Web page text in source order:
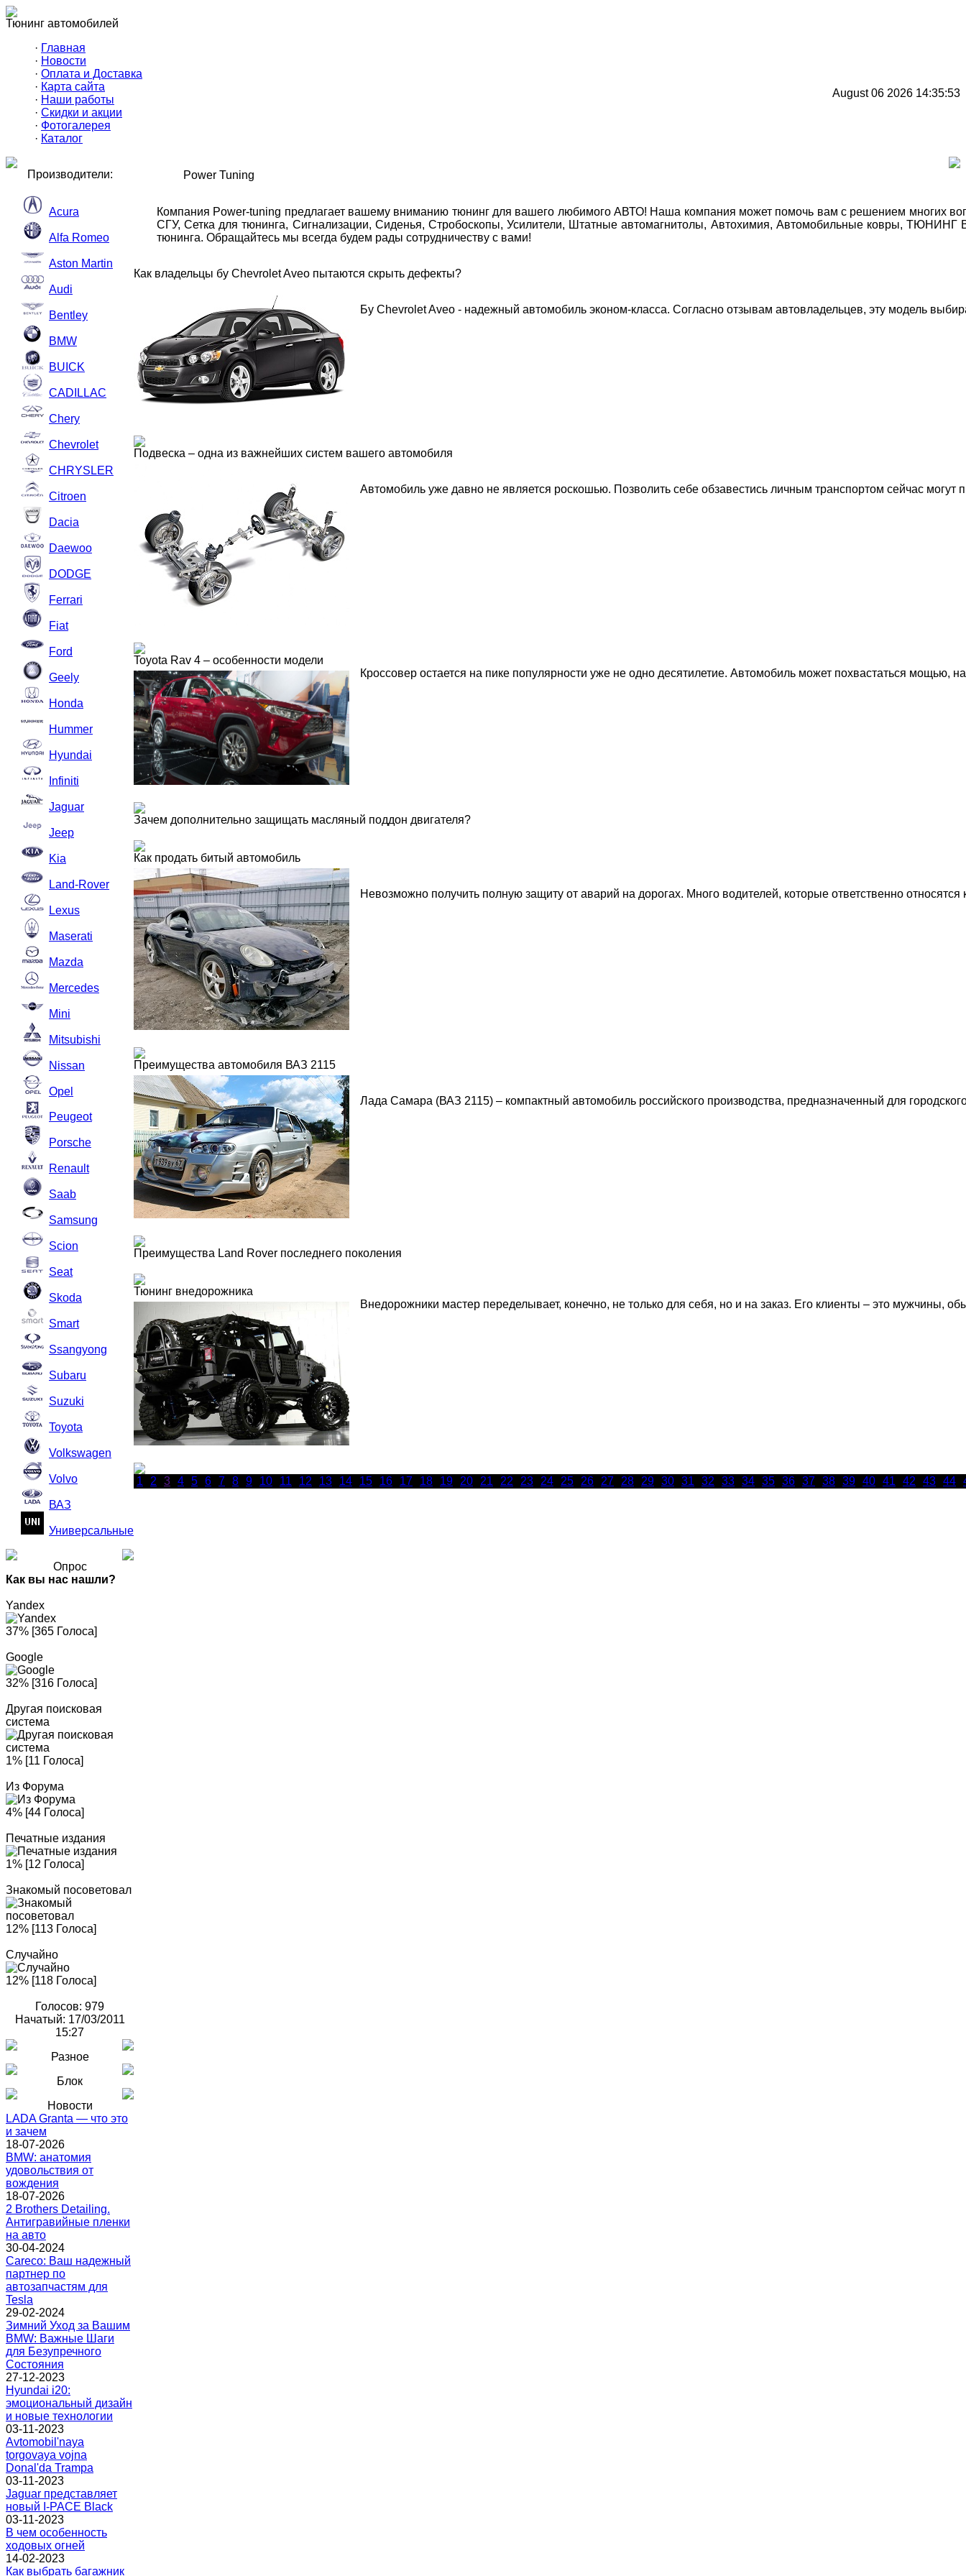
Тюнинг автомобилей
· Главная
· Новости
· Оплата и Доставка
· Карта сайта
· Наши работы
· Скидки и акции
· Фотогалерея
· Каталог
August 06 2026 14:35:53
Производители:
Acura
Alfa Romeo
Aston Martin
Audi
Bentley
BMW
BUICK
CADILLAC
Chery
Chevrolet
CHRYSLER
Citroen
Dacia
Daewoo
DODGE
Ferrari
Fiat
Ford
Geely
Honda
Hummer
Hyundai
Infiniti
Jaguar
Jeep
Kia
Land-Rover
Lexus
Maserati
Mazda
Mercedes
Mini
Mitsubishi
Nissan
Opel
Peugeot
Porsche
Renault
Saab
Samsung
Scion
Seat
Skoda
Smart
Ssangyong
Subaru
Suzuki
Toyota
Volkswagen
Volvo
ВАЗ
Универсальные
Опрос
Как вы нас нашли?
Yandex
37% [365 Голоса]
Google
32% [316 Голоса]
Другая поисковая
система
1% [11 Голоса]
Из Форума
4% [44 Голоса]
Печатные издания
1% [12 Голоса]
Знакомый посоветовал
12% [113 Голоса]
Случайно
12% [118 Голоса]
Голосов: 979
Начатый: 17/03/2011
15:27
Разное
Блок
Новости
LADA Granta — что это
и зачем
18-07-2026
BMW: анатомия
удовольствия от
вождения
18-07-2026
2 Brothers Detailing.
Антигравийные пленки
на авто
30-04-2024
Careco: Ваш надежный
партнер по
автозапчастям для
Tesla
29-02-2024
Зимний Уход за Вашим
BMW: Важные Шаги
для Безупречного
Состояния
27-12-2023
Hyundai i20:
эмоциональный дизайн
и новые технологии
03-11-2023
Avtomobil'naya
torgovaya vojna
Donal'da Trampa
03-11-2023
Jaguar представляет
новый I-PACE Black
03-11-2023
В чем особенность
ходовых огней
14-02-2023
Как выбрать багажник
Power Tuning
Компания Power-tuning предлагает вашему вниманию тюнинг для вашего любимого АВТО! Наша компания может помочь вам с решением многих
СГУ, Сетка для тюнинга, Сигнализации, Сиденья, Стробоскопы, Усилители, Штатные автомагнитолы, Автохимия, Автомобильные ковры,
тюнинга. Обращайтесь мы всегда будем рады сотрудничеству с вами!
Как владельцы бу Chevrolet Aveo пытаются скрыть дефекты?
Бу Chevrolet Aveo - надежный автомобиль эконом-класса. Согласно отзывам автовладельцев, эту модель
Подвеска – одна из важнейших систем вашего автомобиля
Автомобиль уже давно не является роскошью. Позволить себе обзавестись личным транспортом сейчас могут
Toyota Rav 4 – особенности модели
Кроссовер остается на пике популярности уже не одно десятилетие. Автомобиль может похвастаться
Зачем дополнительно защищать масляный поддон двигателя?
Как продать битый автомобиль
Невозможно получить полную защиту от аварий на дорогах. Много водителей, которые ответственно
Преимущества автомобиля ВАЗ 2115
Лада Самара (ВАЗ 2115) – компактный автомобиль российского производства, предназначенный для
Преимущества Land Rover последнего поколения
Тюнинг внедорожника
Внедорожники мастер переделывает, конечно, не только для себя, но и на заказ. Его клиенты – это
1 2 3 4 5 6 7 8 9 10 11 12 13 14 15 16 17 18 19 20 21 22 23 24 25 26 27 28 29 30 31 32 33 34 35 36 37 38 39 40 41 42 43 44